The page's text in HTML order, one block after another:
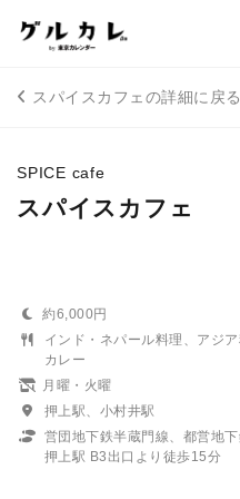
スパイスカフェの詳細に戻る
SPICE cafe
スパイスカフェ
約6,000円
インド・ネパール料理、アジア
カレー
月曜・火曜
押上駅、小村井駅
営団地下鉄半蔵門線、都営地
押上駅 B3出口より徒歩15分